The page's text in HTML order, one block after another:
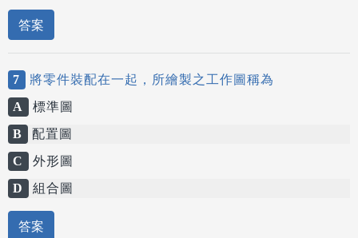
答案
7
將零件裝配在一起，所繪製之工作圖稱為
A
標準圖
B
配置圖
C
外形圖
D
組合圖
答案